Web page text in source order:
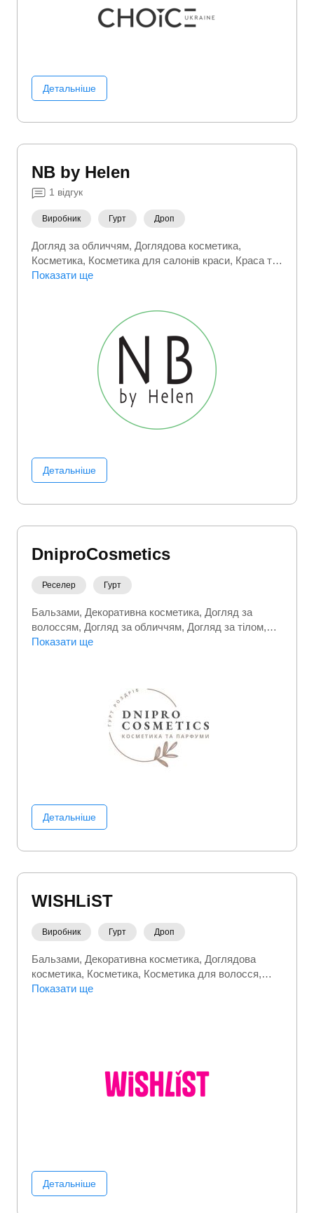
Детальніше
NB by Helen
1 відгук
Виробник Гурт Дроп
Догляд за обличчям Доглядова косметика
Косметика Косметика для салонів краси Краса та
здоровʼя
Показати ще
Детальніше
DniproCosmetics
Реселер Гурт
Бальзами Декоративна косметика Догляд за
волоссям Догляд за обличчям Догляд за тілом
Доглядова косметика
Показати ще
Детальніше
WISHLiST
Виробник Гурт Дроп
Бальзами Декоративна косметика Доглядова
косметика Косметика Косметика для волосся
Шампуні
Показати ще
Детальніше